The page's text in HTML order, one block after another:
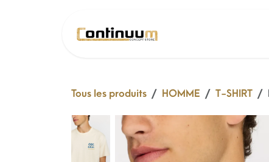
Tous les produits HOMME T-SHIRT